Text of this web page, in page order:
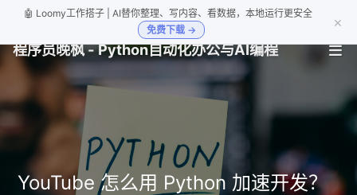
🤖 Loomy工作搭子 | AI替你整理、写内容、看数据，本地运行更安全
免费下载 →
×
程序员晚枫 - Python自动化办公与AI编程
YouTube 怎么用 Python 加速开发？